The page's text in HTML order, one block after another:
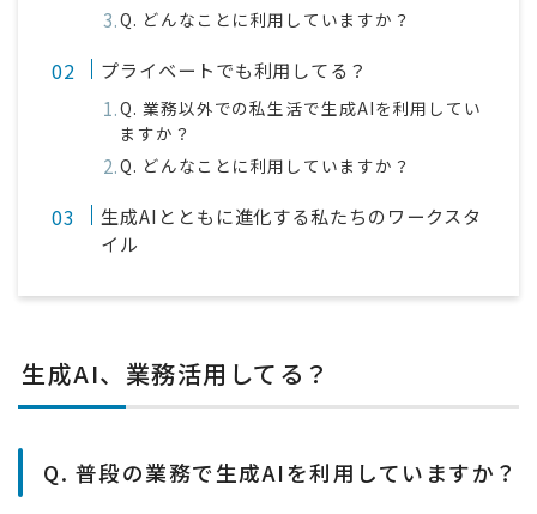
Q. どんなことに利用していますか？
プライベートでも利用してる？
Q. 業務以外での私生活で生成AIを利用してい
ますか？
Q. どんなことに利用していますか？
生成AIとともに進化する私たちのワークスタ
イル
生成AI、業務活用してる？
Q. 普段の業務で生成AIを利用していますか？